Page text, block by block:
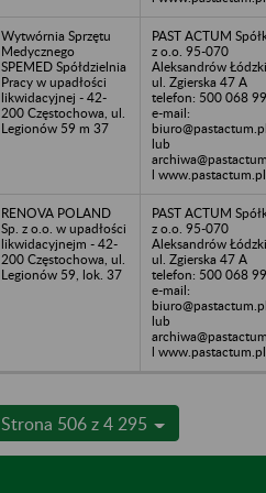
Wytwórnia Sprzętu
Medycznego
SPEMED Spółdzielnia
Pracy w upadłości
likwidacyjnej - 42-
200 Częstochowa, ul.
Legionów 59 m 37
PAST ACTUM
z o.o. 95-070
Aleksandrów Łódzki,
ul. Zgierska 47 A
telefon: 500 068
e-mail:
biuro@pastactum.pl
lub
l www.pastactum.pl
RENOVA POLAND
Sp. z o.o. w upadłości
likwidacyjnejm - 42-
200 Częstochowa, ul.
Legionów 59, lok. 37
PAST ACTUM
z o.o. 95-070
Aleksandrów Łódzki,
ul. Zgierska 47 A
telefon: 500 068
e-mail:
biuro@pastactum.pl
lub
l www.pastactum.pl
Strona 506 z 4 295